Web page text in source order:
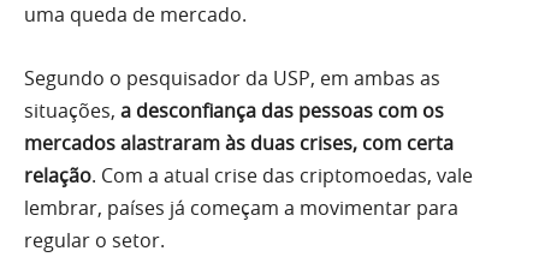
uma queda de mercado.
Segundo o pesquisador da USP, em ambas as
situações, a desconfiança das pessoas com os
mercados alastraram às duas crises, com certa
relação. Com a atual crise das criptomoedas, vale
lembrar, países já começam a movimentar para
regular o setor.